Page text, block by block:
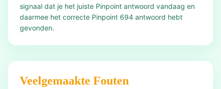
signaal dat je het juiste Pinpoint antwoord vandaag en
daarmee het correcte Pinpoint 694 antwoord hebt
gevonden.
Veelgemaakte Fouten